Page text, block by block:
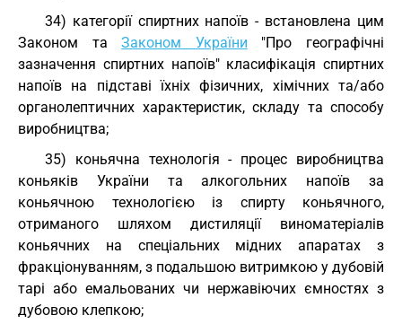
34) категорії спиртних напоїв - встановлена цим
Законом таЗаконом України "Про географічні
зазначення спиртних напоїв" класифікація спиртних
напоїв на підставі їхніх фізичних, хімічних та/або
органолептичних характеристик, складу та способу
виробництва;
35) коньячна технологія - процес виробництва
коньяків України та алкогольних напоїв за
коньячною технологією із спирту коньячного,
отриманого шляхом дистиляції виноматеріалів
коньячних на спеціальних мідних апаратах з
фракціонуванням, з подальшою витримкою у дубовій
тарі або емальованих чи нержавіючих ємностях з
дубовою клепкою;